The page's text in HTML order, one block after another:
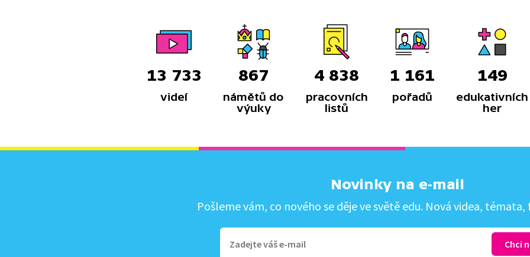
13 733
videí
867
námětů do
výuky
4 838
pracovních
listů
1 161
pořadů
149
edukativních
her
Novinky na e-mail
Pošleme vám, co nového se děje ve světě edu. Nová videa, témata,